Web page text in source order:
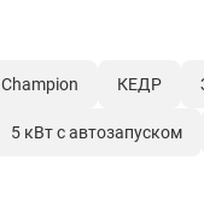
Champion КЕДР
5 кВт с автозапуском